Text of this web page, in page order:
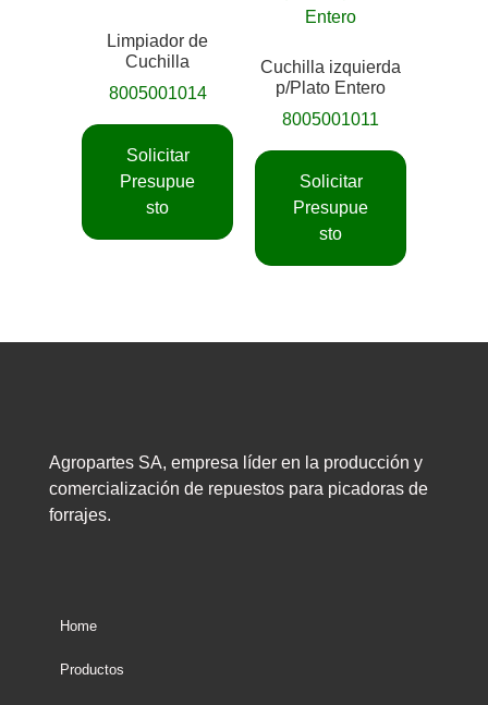
Limpiador de
Cuchilla
8005001014
Solicitar
Presupue
sto
Cuchilla izquierda
p/Plato Entero
8005001011
Solicitar
Presupue
sto
Agropartes SA, empresa líder en la producción y
comercialización de repuestos para picadoras de
forrajes.
Home
Productos